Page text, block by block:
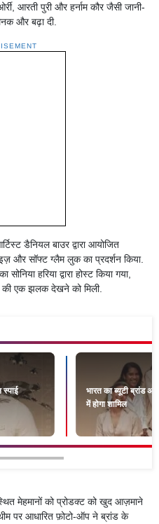
आरती पुरी और हर्नाम कौर जैसी जानी-
और बढ़ा दी.
डैनियल बाउर द्वारा आयोजित
और सॉफ्ट ग्लैम लुक का प्रदर्शन किया.
हरिया द्वारा होस्ट किया गया,
की एक झलक देखने को मिली.
भारत का ब्यूटी ब्रांड
में होगा शामिल
मेहमानों को प्रोडक्ट को खुद आज़माने
पर आधारित फ़ोटो-ऑप ने ब्रांड के